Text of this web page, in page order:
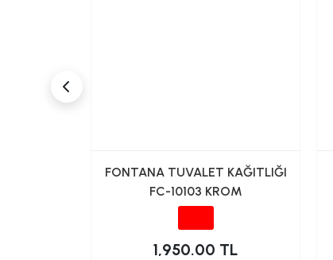
FONTANA TUVALET KAĞITLIĞI
FC-10103 KROM
1,950.00 TL